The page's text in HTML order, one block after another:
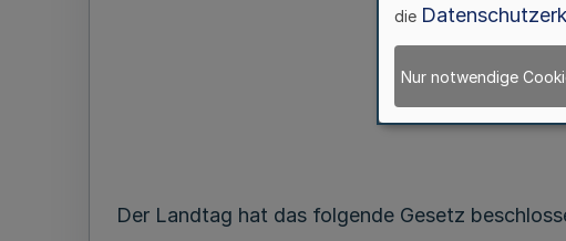
Der Landtag hat das folgende Gesetz
die
Nur notwendige